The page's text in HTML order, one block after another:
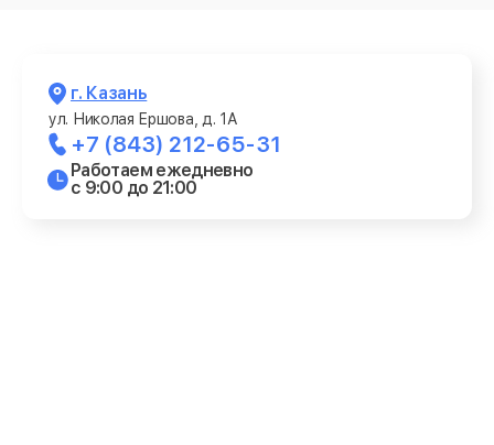
г. Казань
ул. Николая Ершова, д. 1А
+7 (843) 212-65-31
Работаем ежедневно
с 9:00 до 21:00